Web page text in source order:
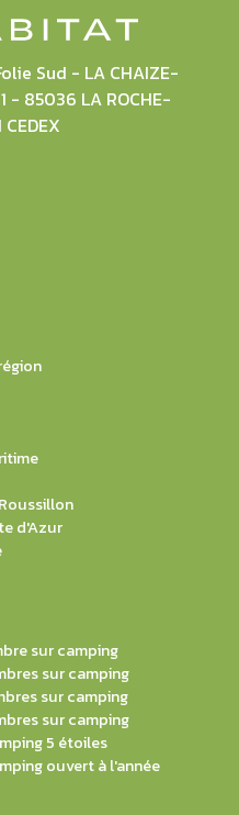
Sud - LA CHAIZE-
- 85036 LA ROCHE-
d'Azur
sur camping
sur camping
sur camping
sur camping
5 étoiles
ouvert à l'année